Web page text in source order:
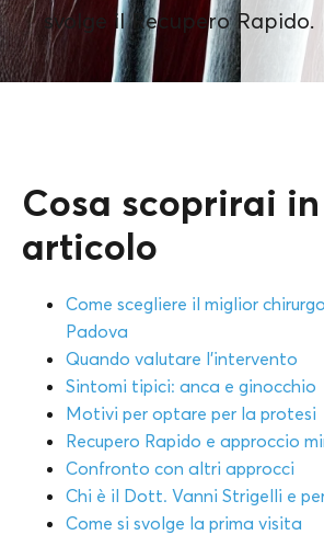
svolge il Recupero Rapido.
Cosa scoprirai
articolo
Come scegliere il miglior
Padova
Quando valutare l’intervento
Sintomi tipici: anca e ginocchio
Motivi per optare per la protesi
Recupero Rapido e approccio
Confronto con altri approcci
Chi è il Dott. Vanni Strigelli e
Come si svolge la prima visita